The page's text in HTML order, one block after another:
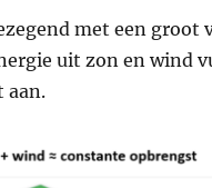
met een groot
uit zon en wind
aan.